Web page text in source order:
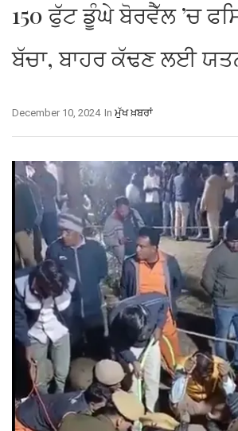
150 ਫੁੱਟ ਡੂੰਘੇ ਬੋਰਵੈੱਲ ’ਚ
ਬੱਚਾ, ਬਾਹਰ ਕੱਢਣ ਲਈ
In ਮੁੱਖ ਖ਼ਬਰਾਂ
December 10, 2024